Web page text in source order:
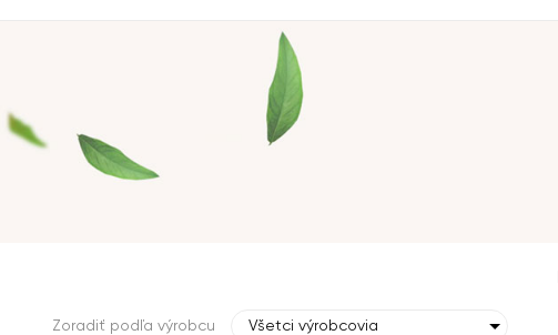
Zoradiť podľa výrobcu Všetci výrobcovia